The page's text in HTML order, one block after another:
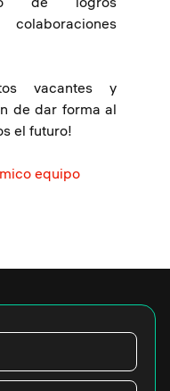
vacantes y
de dar forma al
el futuro!
equipo